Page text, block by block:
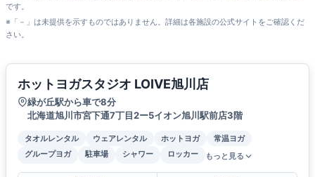
です。
※「－」は未提供を示すものではありません。詳細は各施設の公式サイトをご確認くだ
さい。
ホットヨガスタジオ LOIVE旭川店
緑が丘駅から車で8分
北海道旭川市宮下通7丁目2ー5イオン旭川駅前店3階
タオルレンタル ウェアレンタル ホットヨガ
常温ヨガ
グループヨガ
駐車場 シャワー ロッカー もっと見る